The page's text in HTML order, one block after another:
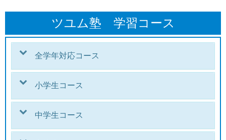
ツユム塾 学習コース
全学年対応コース
小学生コース
中学生コース